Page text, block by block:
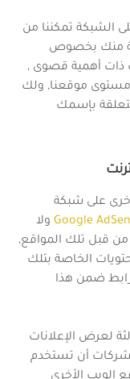
الشبكة تمكننا من
منك بخصوص
ذات أهمية قصوى ,
مستوى موقعنا, ولك
بإسمك
على شبكة
Google ولا
من قبل تلك المواقع,
الخاصة بتلك
رابط ضمن هذا
لعرض الإعلانات
أن تستخدم